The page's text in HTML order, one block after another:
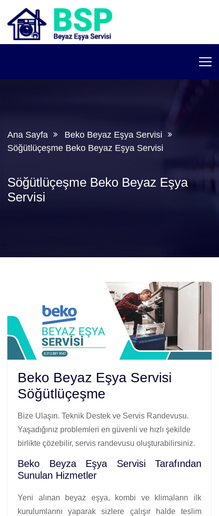
Ana Sayfa
Beko Beyaz Eşya Servisi
Söğütlüçeşme Beko Beyaz Eşya Servisi
Söğütlüçeşme Beko Beyaz Eşya
Servisi
Beko Beyaz Eşya Servisi
Söğütlüçeşme
Bize Ulaşın. Teknik Destek ve Servis Randevusu.
Yaşadığınız problemleri en güvenli ve hızlı şekilde
birlikte çözebilir, servis randevusu oluşturabilirsiniz.
Beko Beyza Eşya Servisi Tarafından
Sunulan Hizmetler
Yeni alınan beyaz eşya, kombi ve klimaların ilk
kurulumlarını yaparak sizlere çalışır halde teslim